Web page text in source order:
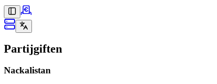
Partijgiften
Nackalistan